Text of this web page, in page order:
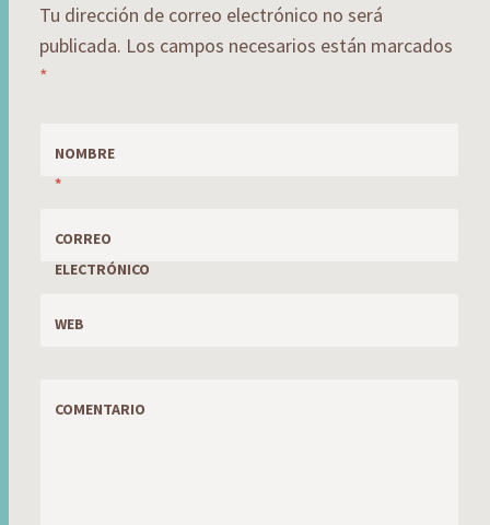
Tu dirección de correo electrónico no será
publicada. Los campos necesarios están marcados
*
NOMBRE
*
CORREO
ELECTRÓNICO
WEB
COMENTARIO